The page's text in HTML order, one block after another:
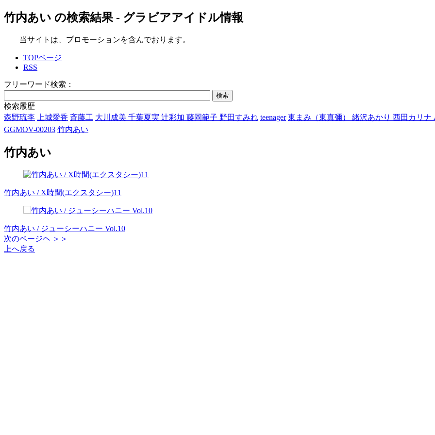
竹内あい の検索結果 - グラビアアイドル情報
当サイトは、プロモーションを含んでおります。
TOPページ
RSS
フリーワード検索：
検索履歴
森野琉李
上城愛香 斉藤工 大川成美 千葉夏実 辻彩加 藤岡範子 野田すみれ teenager 東まみ（東真彌） 緒沢あかり 西田カリナ
GGMOV-00203 竹内あい
竹内あい
竹内あい / X時間(エクスタシー)11
竹内あい / ジューシーハニー Vol.10
次のページヘ ＞＞
上へ戻る